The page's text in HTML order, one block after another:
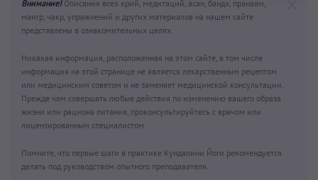
Внимание!Описания всех крий, медитаций, асан, бандх, пранаям,
мантр, чакр, упражнений и других материалов на нашем сайте
представлены в ознакомительных целях.
Никакая информация, расположенная на этом сайте, в том числе
информация на этой странице не является лекарственным рецептом
или медицинским советом и не заменяет медицинской консультации.
Прежде чем совершать любые действия по изменению вашего образа
жизни или рациона питания, проконсультируйтесь с врачом или
лицензированным специалистом.
Помните, что первые шаги в практике Кундалини Йоги рекомендуется
делать под руководством опытного преподавателя.